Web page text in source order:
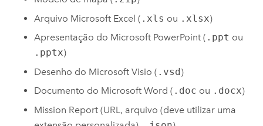
Arquivo Microsoft Excel ( .xls ou .xlsx)
Apresentação do Microsoft PowerPoint ( .ppt ou
.pptx)
Desenho do Microsoft Visio ( .vsd)
Documento do Microsoft Word ( .doc ou .docx)
Mission Report (URL, arquivo (deve utilizar uma